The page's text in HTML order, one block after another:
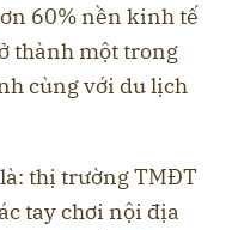
60% nền kinh tế
thành một trong
cùng với du lịch
thị trường TMĐT
tay chơi nội địa